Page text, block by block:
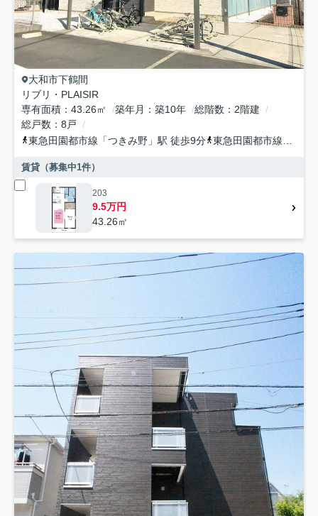
大和市下鶴間
リブリ・PLAISIR
専有面積
43.26㎡ 築年月 築10年 総階数
2階建
総戸数
8戸
東急田園都市線 「つきみ野 」駅 徒歩9分 東急田園都市線
賃貸（募集中1件）
203
9.5万円
43.26㎡